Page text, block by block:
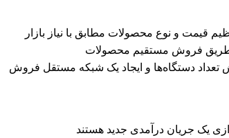
طریق فروش مستقیم محصولات
تعداد دستگاه‌ها و ایجاد یک شبکه مستقل فروش
یک جریان درآمدی جدید هستند